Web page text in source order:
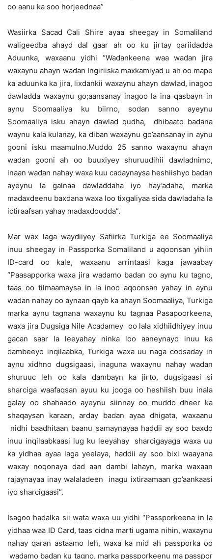
oo aanu ka soo horjeednaa”
Wasiirka Sacad Cali Shire ayaa sheegay in Somaliland
waligeedba ahayd dal gaar ah oo ku jirtay qariidadda
Aduunka, waxaanu yidhi “Wadankeena waa wadan jira
waxaynu ahayn wadan Ingiriiska maxkamiyad u ah oo mape
ka aduunka ka jira, lixdankii waxaynu ahayn dawlad, inagoo
dawladda waxaynu go;aansanay inagoo la ina qasbayn in
aynu Soomaaliya ku biirno, sodan sanno ayeynu
Soomaaliya isku ahayn dawlad qudha, dhibaato badana
waynu kala kulanay, ka diban waxaynu go’aansanay in aynu
gooni isku maamulno.Muddo 25 sanno waxaynu ahayn
wadan gooni ah oo buuxiyey shuruudihii dawladnimo,
inaan wadan nahay waxa kuu cadaynaysa heshiishyo badan
ayeynu la galnaa dawladdaha iyo hay’adaha, marka
madaxdeenu baxdana waxa loo tixgaliyaa sida dawladaha la
ictiraafsan yahay madaxdoodda”.
Mar wax laga waydiiyey Safiirka Turkiga ee Soomaaliya
inuu sheegay in Passporka Somaliland u aqoonsan yihiin
ID-card oo kale, waxaanu arrintaasi kaga jawaabay
“Paasapporka waxa jira wadamo badan oo aynu ku tagno,
taas oo tilmaamaysa in la inoo aqoonsan yahay in aynu
wadan nahay oo aynaan qayb ka ahayn Soomaaliya, Turkiga
marka aynu tagnana waxaynu ku tagnaa Pasapoorkeena,
waxa jira Dugsiga Nile Acadamey oo lala xidhiidhiyey inuu
gacan saar la leeyahay ninka loo aaneynayo inuu ka
dambeeyo inqilaabka, Turkiga waxa uu naga codsaday in
aynu xidhno dugsigaasi, inaguna waxaynu nahay wadan
shuruuc leh oo kala dambayn ka jirto, dugsigaasi si
sharciga waafaqsan ayuu ku jooga oo heshiish buu inala
galay oo shahaado ayeynu siinnay oo muddo dheer ka
shaqaysan karaan, arday badan ayaa dhigata, waxaanu
nidhi baadhitaan baanu samaynayaa haddii ay soo baxdo
inuu inqilaabkaasi lug ku leeyahay sharcigayaga waxa uu
ka yidhaa ayaa laga yeelaya, haddii ay soo bixi waayana
waxay noqonaya dad aan dambi lahayn, marka waxaan
rajaynayaa inay walaladeen inagu ixtiraamaan go’aankaasi
iyo sharcigaasi”.
Isagoo hadalka sii wata waxa uu yidhi “Passporkeena in la
yidhaa waa ID Card, taas cidna marti ugama nihin, waxaynu
nahay qaran astaamo leh, waxa ka mid ah passporka oo
wadamo badan ku tagno, marka passporkeenu ma passpor